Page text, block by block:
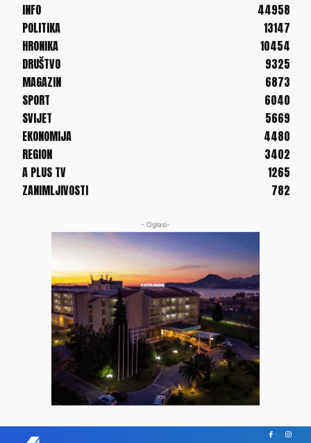
INFO
44958
POLITIKA
13147
HRONIKA
10454
DRUŠTVO
9325
MAGAZIN
6873
SPORT
6040
SVIJET
5669
EKONOMIJA
4480
REGION
3402
A PLUS TV
1265
ZANIMLJIVOSTI
782
- Oglasi-